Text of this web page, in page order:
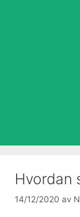
Hvordan
14/12/2020 av